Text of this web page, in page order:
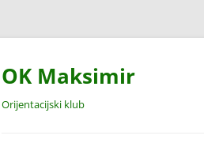
Skoči
OK Maksimir
Orijentacijski klub